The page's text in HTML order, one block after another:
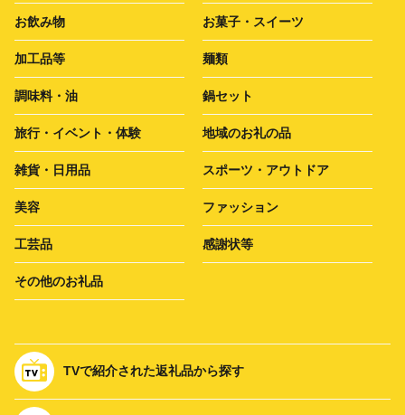
お飲み物 お菓子・スイーツ
加工品等 麺類
調味料・油 鍋セット
旅行・イベント・体験 地域のお礼の品
雑貨・日用品 スポーツ・アウトドア
美容 ファッション
工芸品 感謝状等
その他のお礼品
TVで紹介された返礼品から探す